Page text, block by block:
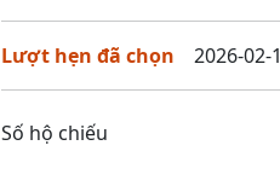
Lượt hẹn đã chọn 2026-02-
Số hộ chiếu